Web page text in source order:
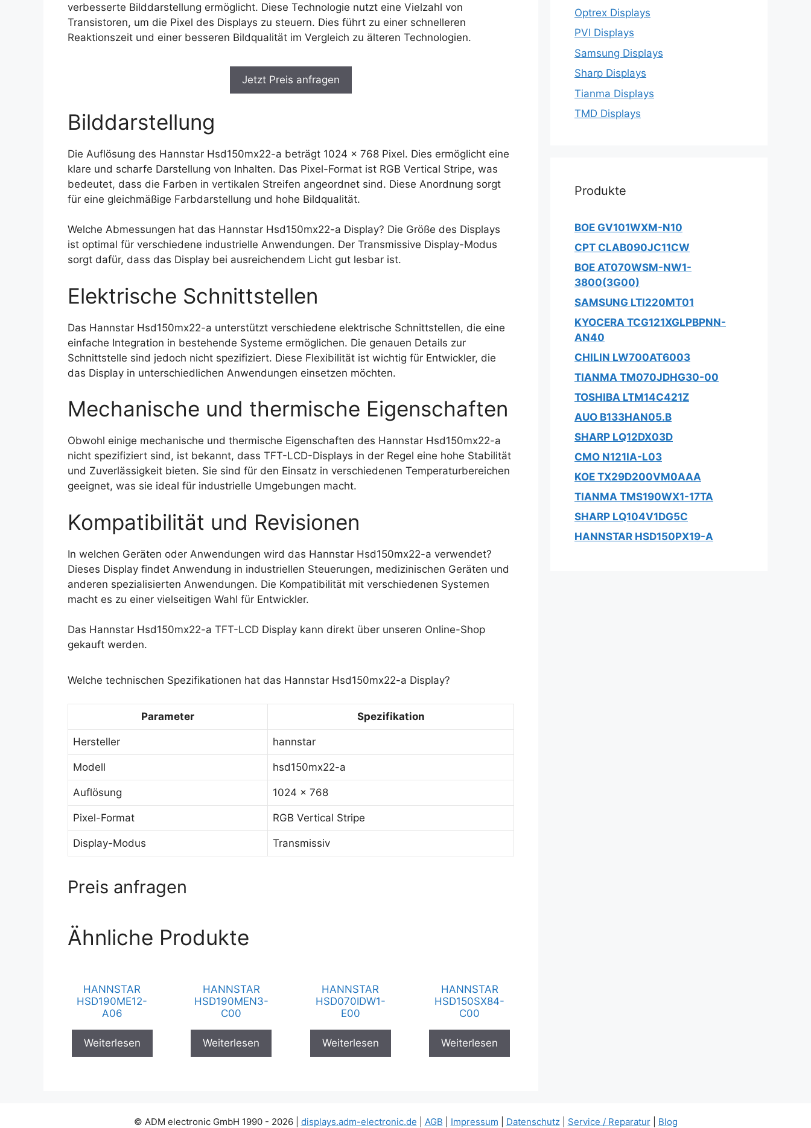
verbesserte Bilddarstellung ermöglicht. Diese Technologie nutzt eine Vielzahl von
Transistoren, um die Pixel des Displays zu steuern. Dies führt zu einer schnelleren
Reaktionszeit und einer besseren Bildqualität im Vergleich zu älteren Technologien.
Jetzt Preis anfragen
Bilddarstellung
Die Auflösung des Hannstar Hsd150mx22-a beträgt 1024 x 768 Pixel. Dies ermöglicht eine
klare und scharfe Darstellung von Inhalten. Das Pixel-Format ist RGB Vertical Stripe, was
bedeutet, dass die Farben in vertikalen Streifen angeordnet sind. Diese Anordnung sorgt
für eine gleichmäßige Farbdarstellung und hohe Bildqualität.
Welche Abmessungen hat das Hannstar Hsd150mx22-a Display? Die Größe des Displays
ist optimal für verschiedene industrielle Anwendungen. Der Transmissive Display-Modus
sorgt dafür, dass das Display bei ausreichendem Licht gut lesbar ist.
Elektrische Schnittstellen
Das Hannstar Hsd150mx22-a unterstützt verschiedene elektrische Schnittstellen, die eine
einfache Integration in bestehende Systeme ermöglichen. Die genauen Details zur
Schnittstelle sind jedoch nicht spezifiziert. Diese Flexibilität ist wichtig für Entwickler, die
das Display in unterschiedlichen Anwendungen einsetzen möchten.
Mechanische und thermische Eigenschaften
Obwohl einige mechanische und thermische Eigenschaften des Hannstar Hsd150mx22-a
nicht spezifiziert sind, ist bekannt, dass TFT-LCD-Displays in der Regel eine hohe Stabilität
und Zuverlässigkeit bieten. Sie sind für den Einsatz in verschiedenen Temperaturbereichen
geeignet, was sie ideal für industrielle Umgebungen macht.
Kompatibilität und Revisionen
In welchen Geräten oder Anwendungen wird das Hannstar Hsd150mx22-a verwendet?
Dieses Display findet Anwendung in industriellen Steuerungen, medizinischen Geräten und
anderen spezialisierten Anwendungen. Die Kompatibilität mit verschiedenen Systemen
macht es zu einer vielseitigen Wahl für Entwickler.
Das Hannstar Hsd150mx22-a TFT-LCD Display kann direkt über unseren Online-Shop
gekauft werden.
Welche technischen Spezifikationen hat das Hannstar Hsd150mx22-a Display?
Parameter Spezifikation
Hersteller hannstar
Modell hsd150mx22-a
Auflösung 1024 x 768
Pixel-Format RGB Vertical Stripe
Display-Modus Transmissiv
Preis anfragen
Ähnliche Produkte
HANNSTAR
HSD190ME12-
A06
Weiterlesen
HANNSTAR
HSD190MEN3-
C00
Weiterlesen
HANNSTAR
HSD070IDW1-
E00
Weiterlesen
HANNSTAR
HSD150SX84-
C00
Weiterlesen
Optrex Displays
PVI Displays
Samsung Displays
Sharp Displays
Tianma Displays
TMD Displays
Produkte
BOE GV101WXM-N10
CPT CLAB090JC11CW
BOE AT070WSM-NW1-
3800(3G00)
SAMSUNG LTI220MT01
KYOCERA TCG121XGLPBPNN-
AN40
CHILIN LW700AT6003
TIANMA TM070JDHG30-00
TOSHIBA LTM14C421Z
AUO B133HAN05.B
SHARP LQ12DX03D
CMO N121IA-L03
KOE TX29D200VM0AAA
TIANMA TMS190WX1-17TA
SHARP LQ104V1DG5C
HANNSTAR HSD150PX19-A
© ADM electronic GmbH 1990 - 2026 | displays.adm-electronic.de AGB Impressum Datenschutz| Service / Reparatur| Blog